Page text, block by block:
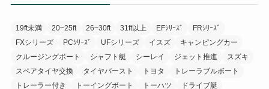
19ft未満 20~25ft 26~30ft 31ft以上 EFｼﾘｰｽﾞ
FRｼﾘｰｽﾞ
FXシリーズ
PCｼﾘｰｽﾞ UFシリーズ イスズ
キャンピングカー
クルージングボート
シャフト艇 シーレイ ジェット推進
スズキ
スペアタイヤ交換
タイヤバースト トヨタ
トレーラブルボート
トレーラー付き
トーイングボート トーハツ
ドライブ艇